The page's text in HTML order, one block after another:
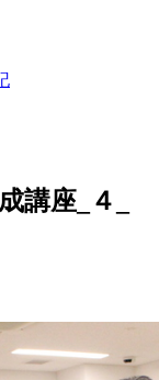
講座_４_